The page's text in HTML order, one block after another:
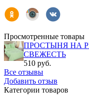
Просмотренные товары
ПРОСТЫНЯ НА
СВЕЖЕСТЬ
510 руб.
Все отзывы
Добавить отзыв
Категории товаров